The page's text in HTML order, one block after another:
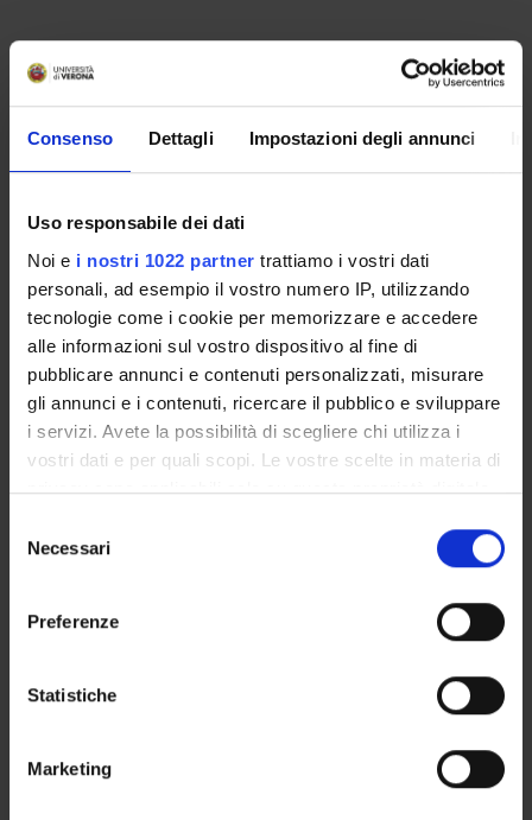
Consenso Dettagli Impostazioni degli annunci
Uso responsabile dei dati
Noi e i nostri 1022 partner trattiamo i vostri dati
personali, ad esempio il vostro numero IP, utilizzando
tecnologie come i cookie per memorizzare e accedere
alle informazioni sul vostro dispositivo al fine di
pubblicare annunci e contenuti personalizzati, misurare
gli annunci e i contenuti, ricercare il pubblico e sviluppare
i servizi. Avete la possibilità di scegliere chi utilizza i
vostri dati e per quali scopi. Le vostre scelte in materia di
privacy sono applicabili solo su questa proprietà digitale
modificare o revocare il proprio consenso in qualsiasi
momento dalla Dichiarazione sui cookie o facendo clic
raccogliere informazioni sulla tua posizione
geografica, con un'approssimazione di qualche
Identificare il tuo dispositivo, scansionandolo
delNecessari
Preferenze
Statistiche
Marketing
ORGANISATION
DEPARTMENT ADMINISTRATION OFFICES
STUDENT ADMINISTRATION OFFICES
DEPARTMENT FACILITIES
RESEARCH LABORATORIES
RESEARCH CENTRES